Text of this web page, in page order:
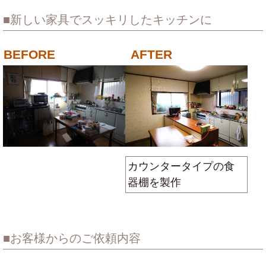
新しい家具でスッキリしたキッチンに
カウンタータイプの食
器棚を製作
お客様からのご依頼内容